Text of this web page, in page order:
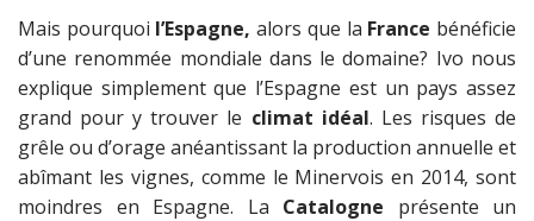
Mais pourquoi l’Espagne, alors que la France bénéficie
d’une renommée mondiale dans le domaine? Ivo nous
explique simplement que l’Espagne est un pays assez
grand pour y trouver le climat idéal. Les risques de
grêle ou d’orage anéantissant la production annuelle et
abîmant les vignes, comme le Minervois en 2014, sont
moindres en Espagne. La Catalogne présente un